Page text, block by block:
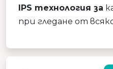
IPS технология за
при гледане от